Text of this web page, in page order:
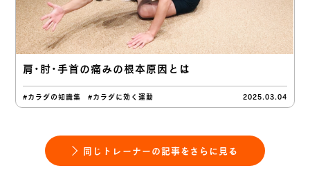
肩・肘・手首の痛みの根本原因とは
#カラダの知識集 #カラダに効く運動 2025.03.04
同じトレーナーの記事をさらに見る